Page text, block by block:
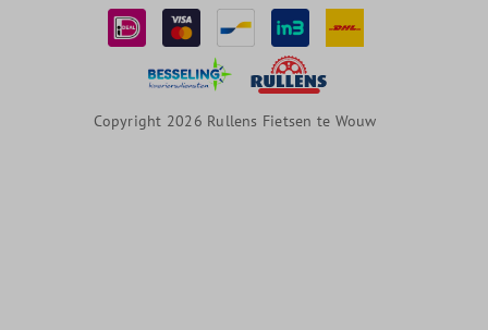
Copyright 2026 Rullens Fietsen te Wouw